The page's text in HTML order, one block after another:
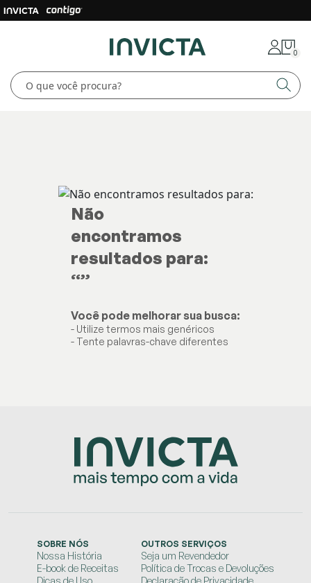
0
Não
encontramos
resultados para:
“”
Você pode melhorar sua busca:
- Utilize termos mais genéricos
- Tente palavras-chave diferentes
SOBRE NÓS
Nossa História
E-book de Receitas
OUTROS SERVIÇOS
Seja um Revendedor
Política de Trocas e Devoluções